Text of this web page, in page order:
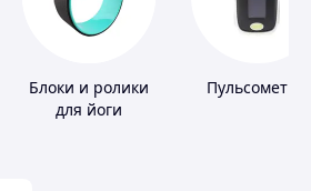
Блоки и ролики
для йоги
Пульсометры